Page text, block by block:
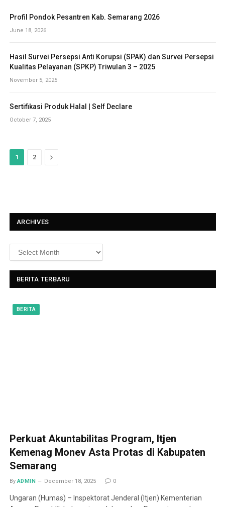
Profil Pondok Pesantren Kab. Semarang 2026
June 18, 2026
Hasil Survei Persepsi Anti Korupsi (SPAK) dan Survei Persepsi
Kualitas Pelayanan (SPKP) Triwulan 3 – 2025
November 5, 2025
Sertifikasi Produk Halal | Self Declare
October 7, 2025
1 2
N
ARCHIVES
BERITA TERBARU
BERITA
Perkuat Akuntabilitas Program, Itjen
Kemenag Monev Asta Protas di Kabupaten
Semarang
By ADMIN December 18, 2025 0
Ungaran (Humas) – Inspektorat Jenderal (Itjen) Kementerian